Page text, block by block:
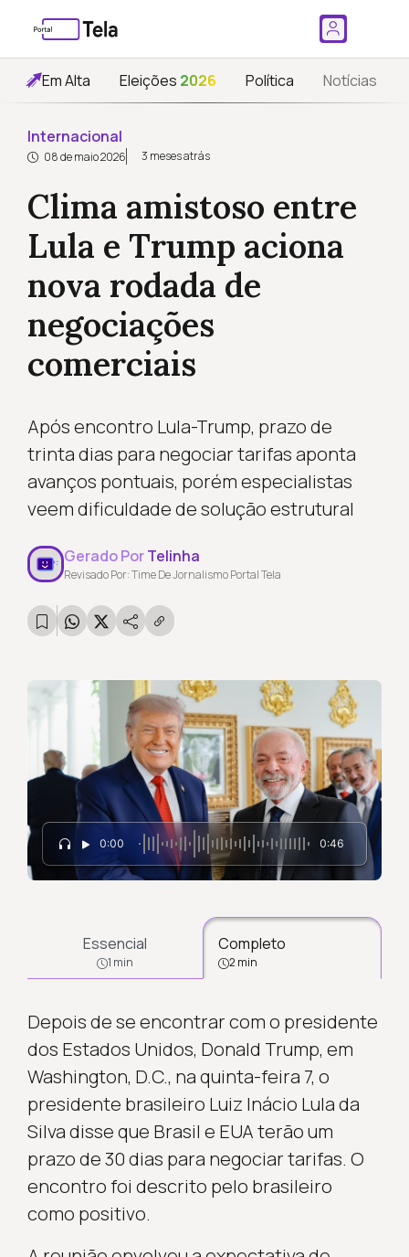
Em Alta Eleições 2026 Política Notícias
Internacional
08 de maio 2026 3 meses atrás
Clima amistoso entre
Lula e Trump aciona
nova rodada de
negociações
comerciais
Após encontro Lula-Trump, prazo de
trinta dias para negociar tarifas aponta
avanços pontuais, porém especialistas
veem dificuldade de solução estrutural
Gerado PorTelinha
Revisado Por: Time De Jornalismo Portal Tela
0:00 0:46
Essencial
1 min
Completo
2 min
Depois de se encontrar com o presidente
dos Estados Unidos, Donald Trump, em
Washington, D.C., na quinta-feira 7, o
presidente brasileiro Luiz Inácio Lula da
Silva disse que Brasil e EUA terão um
prazo de 30 dias para negociar tarifas. O
encontro foi descrito pelo brasileiro
como positivo.